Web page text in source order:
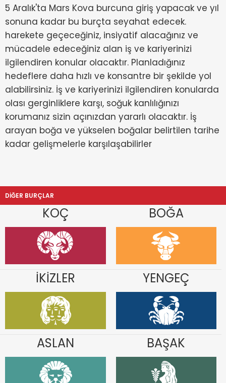
5 Aralık'ta Mars Kova burcuna giriş yapacak ve yıl
sonuna kadar bu burçta seyahat edecek.
harekete geçeceğiniz, insiyatif alacağınız ve
mücadele edeceğiniz alan iş ve kariyerinizi
ilgilendiren konular olacaktır. Planladığınız
hedeflere daha hızlı ve konsantre bir şekilde yol
alabilirsiniz. İş ve kariyerinizi ilgilendiren konularda
olası gerginliklere karşı, soğuk kanlılığınızı
korumanız sizin açınızdan yararlı olacaktır. İş
arayan boğa ve yükselen boğalar belirtilen tarihe
kadar gelişmelerle karşılaşabilirler
DİĞER BURÇLAR
KOÇ BOĞA
İKİZLER YENGEÇ
ASLAN BAŞAK